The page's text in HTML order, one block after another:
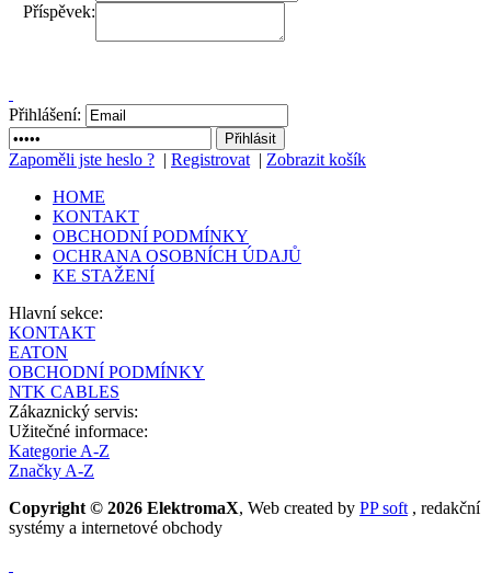
Příspěvek:
Přihlášení:
Zapoměli jste heslo ? | Registrovat | Zobrazit košík
HOME
KONTAKT
OBCHODNÍ PODMÍNKY
OCHRANA OSOBNÍCH ÚDAJŮ
KE STAŽENÍ
Hlavní sekce:
KONTAKT
EATON
OBCHODNÍ PODMÍNKY
NTK CABLES
Zákaznický servis:
Užitečné informace:
Kategorie A-Z
Značky A-Z
Copyright © 2026 ElektromaX, Web created by PP soft , redakční
systémy a internetové obchody